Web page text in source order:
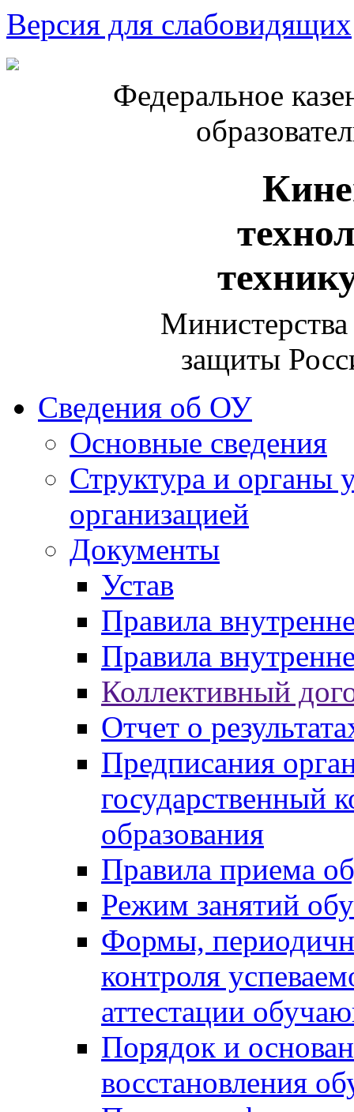
Версия для слабовидящих
Федеральное
защиты
Сведения об ОУ
Основные сведения
Структура и органы
организацией
Документы
Устав
Правила
Правила
Коллективный
Отчет о
Предписания
государственный
образования
Правила приема
Режим занятий
Формы,
контроля
аттестации
Порядок и
восстановления